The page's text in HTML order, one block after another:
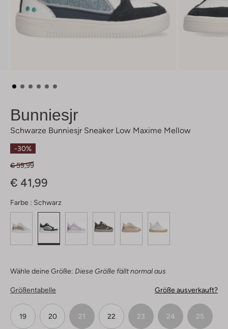
Bunniesjr
Schwarze Bunniesjr Sneaker Low Maxime Mellow
-30%
€ 59,99
€ 41,99
Farbe : Schwarz
Wähle deine Größe: Diese Größe fällt normal aus
Größentabelle Größe ausverkauft?
19 20 21 22 23 24 25